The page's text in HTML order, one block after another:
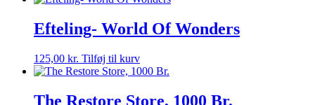
Efteling- World Of Wonders
125,00 kr. Tilføj til kurv
The Restore Store, 1000 Br.